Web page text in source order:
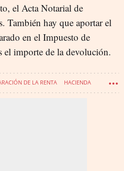
el Acta Notarial de
También hay que aportar el
en el Impuesto de
el importe de la devolución.
DE LA RENTA HACIENDA